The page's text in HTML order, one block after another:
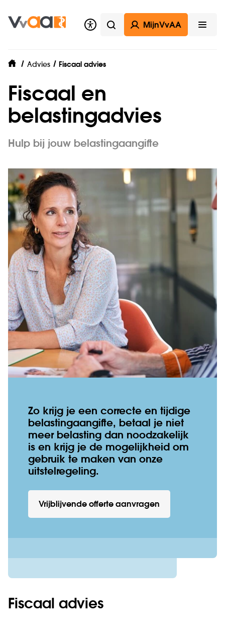
Zoeken
MijnVvAA
home
Advies Fiscaal advies
Fiscaal en
belastingadvies
Hulp bij jouw belastingaangifte
Zo krijg je een correcte en tijdige
belastingaangifte, betaal je niet
meer belasting dan noodzakelijk
is en krijg je de mogelijkheid om
gebruik te maken van onze
uitstelregeling.
Vrijblijvende offerte aanvragen
Fiscaal advies